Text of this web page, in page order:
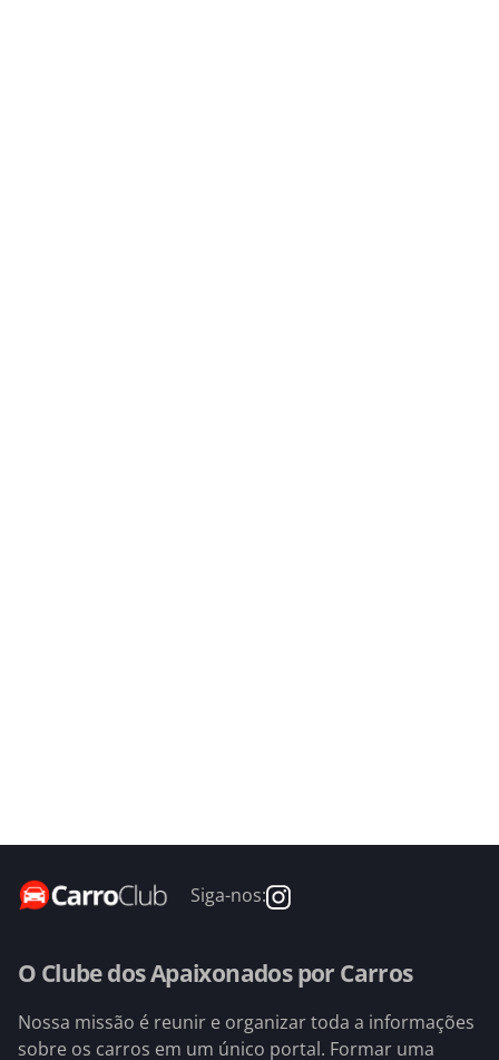
Siga-nos:
O Clube dos Apaixonados por Carros
Nossa missão é reunir e organizar toda a informações
sobre os carros em um único portal. Formar uma